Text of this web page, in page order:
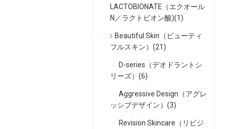
LACTOBIONATE（エクオール
N／ラクトビオン酸)(1)
Beautiful Skin（ビューティ
フルスキン）(21)
D-series（デオドラントシ
リーズ）(6)
Aggressive Design（アグレ
ッシブデザイン）(3)
Revision Skincare（リビジ